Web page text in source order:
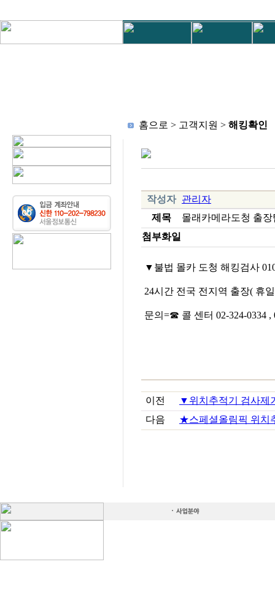
홈으로 > 고객지원 > 해킹확인
작성자
관리자
제목
몰래카메라도청 출장
첨부화일
▼불법 몰카 도청 해킹검사
24시간 전국 전지역 출장( 휴
문의=☎ 콜 센터 02-324-0334 ,
이전
▼위치추적기 검사제
다음
★스페셜올림픽 위치